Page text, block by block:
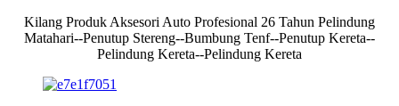
Kilang Produk Aksesori Auto Profesional 26 Tahun Pelindung
Matahari--Penutup Stereng--Bumbung Tenf--Penutup Kereta--
Pelindung Kereta--Pelindung Kereta